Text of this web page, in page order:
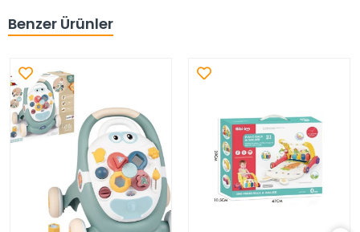
Benzer Ürünler